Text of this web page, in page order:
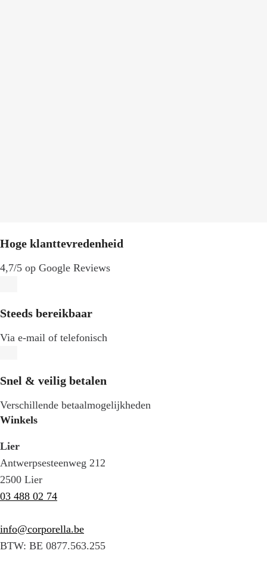
Hoge klanttevredenheid
4,7/5 op Google Reviews
Steeds bereikbaar
Via e-mail of telefonisch
Snel & veilig betalen
Verschillende betaalmogelijkheden
Winkels
Lier
Antwerpsesteenweg 212
2500 Lier
03 488 02 74
info@corporella.be
BTW: BE 0877.563.255